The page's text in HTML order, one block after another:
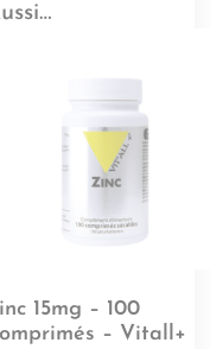
15mg – 100
– Vitall+